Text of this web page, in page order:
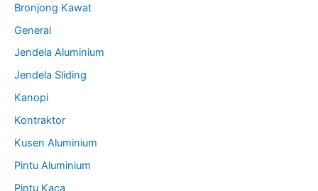
Bronjong Kawat
General
Jendela Aluminium
Jendela Sliding
Kanopi
Kontraktor
Kusen Aluminium
Pintu Aluminium
Pintu Kaca